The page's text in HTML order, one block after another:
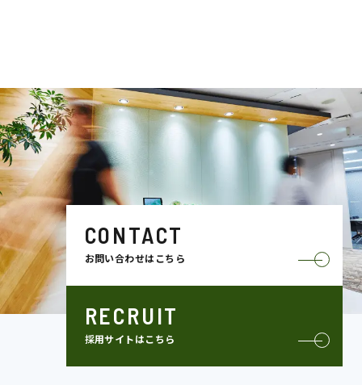
CONTACT
お問い合わせはこちら
RECRUIT
採用サイトはこちら